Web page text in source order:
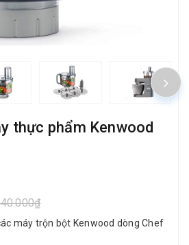
thực phẩm Kenwood
máy trộn bột Kenwood dòng Chef